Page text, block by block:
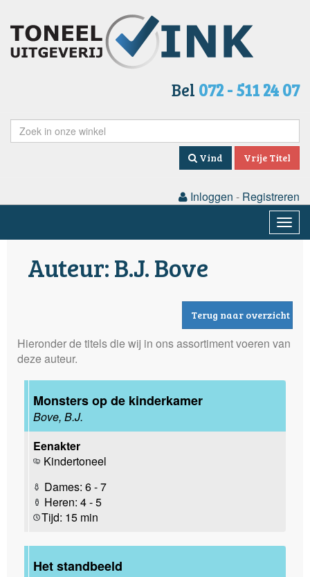
Bel 072 - 511 24 07
Vind Vrije Titel
Inloggen - Registreren
Auteur: B.J. Bove
Terug naar overzicht
Hieronder de titels die wij in ons assortiment voeren van
deze auteur.
Monsters op de kinderkamer
Bove, B.J.
Eenakter
Kindertoneel
Dames: 6 - 7
Heren: 4 - 5
Tijd: 15 min
Het standbeeld